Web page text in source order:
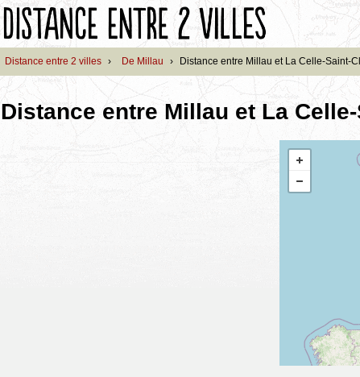
Distance entre 2 villes › De Millau › Distance entre Millau et La Celle-Saint-
Distance entre Millau et La